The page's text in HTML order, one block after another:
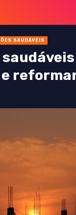
SAUDÁVEIS